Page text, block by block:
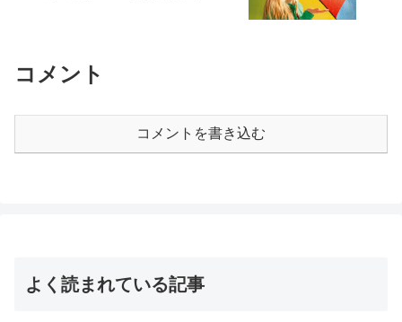
コメント
コメントを書き込む
よく読まれている記事